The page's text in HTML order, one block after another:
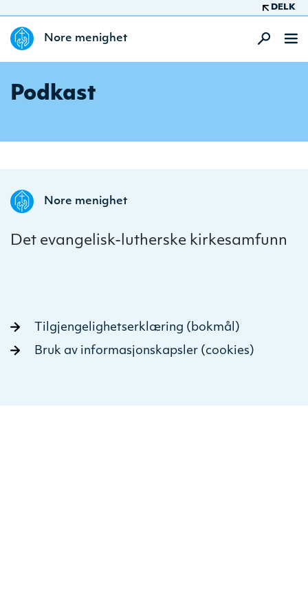
DELK
Nore menighet
Podkast
Nore menighet
Det evangelisk-lutherske kirkesamfunn
Tilgjengelighetserklæring (bokmål)
Bruk av informasjonskapsler (cookies)